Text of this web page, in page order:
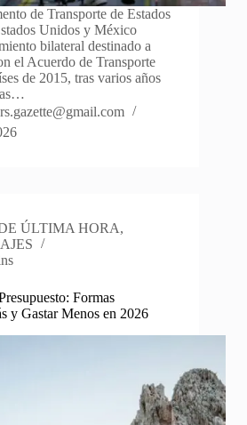
de Transporte de Estados
Unidos y México
bilateral destinado a
el Acuerdo de Transporte
de 2015, tras varios años
ÚLTIMA HORA,
Formas
y Gastar Menos en 2026